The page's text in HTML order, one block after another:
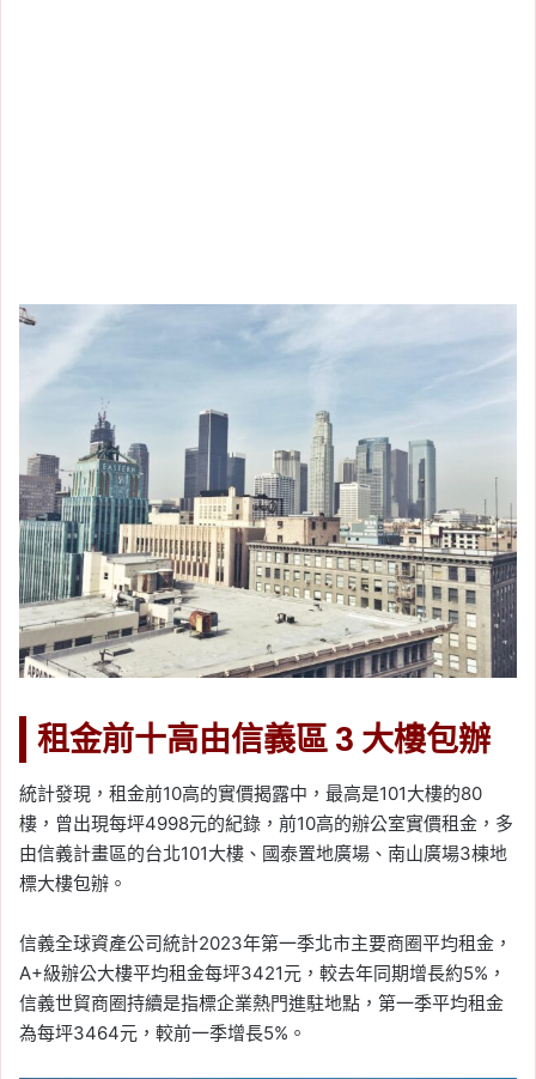
租金前十高由信義區 3 大樓包辦
統計發現，租金前10高的實價揭露中，最高是101大樓的80
樓，曾出現每坪4998元的紀錄，前10高的辦公室實價租金，多
由信義計畫區的台北101大樓、國泰置地廣場、南山廣場3棟地
標大樓包辦。
信義全球資產公司統計2023年第一季北市主要商圈平均租金，
A+級辦公大樓平均租金每坪3421元，較去年同期增長約5%，
信義世貿商圈持續是指標企業熱門進駐地點，第一季平均租金
為每坪3464元，較前一季增長5%。